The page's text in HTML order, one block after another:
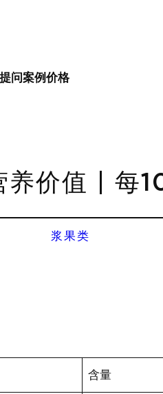
提问案例价格
养价值 | 每
浆果类
含量